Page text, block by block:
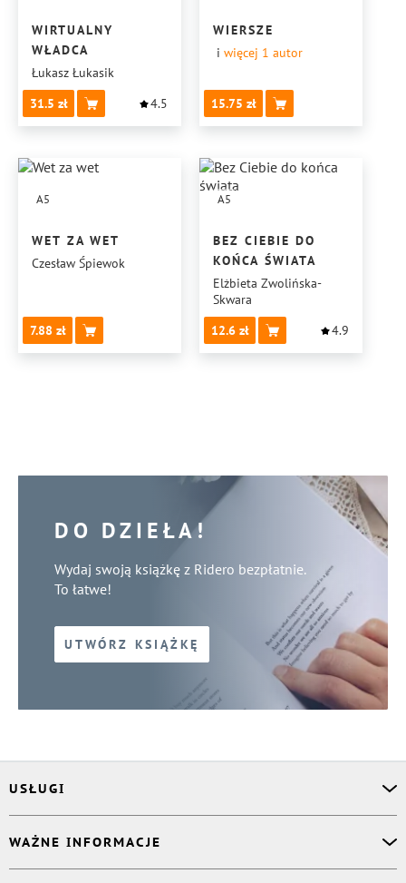
WIRTUALNY
WŁADCA
Łukasz Łukasik
31.5
4.5
WIERSZE
i więcej 1 autor
15.75
A5
WET ZA WET
Czesław Śpiewok
7.88
A5
BEZ CIEBIE DO
KOŃCA ŚWIATA
Elżbieta Zwolińska-
Skwara
12.6
4.9
DO DZIEŁA!
Wydaj swoją książkę z Ridero bezpłatnie.
To łatwe!
UTWÓRZ KSIĄŻKĘ
USŁUGI
Korektor
Projektant okładki
WAŻNE INFORMACJE